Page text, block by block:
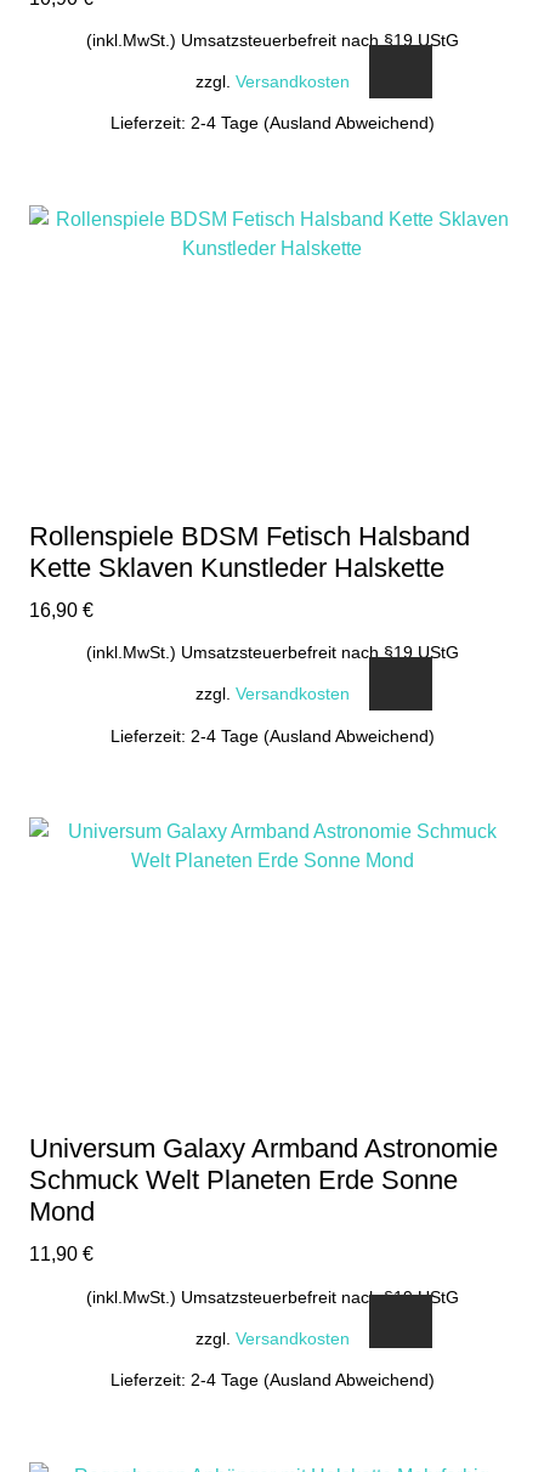
(inkl.MwSt.) Umsatzsteuerbefreit nach §19 UStG
zzgl. Versandkosten
Lieferzeit: 2-4 Tage (Ausland Abweichend)
Rollenspiele BDSM Fetisch Halsband
Kette Sklaven Kunstleder Halskette
16,90 €
(inkl.MwSt.) Umsatzsteuerbefreit nach §19 UStG
zzgl. Versandkosten
Lieferzeit: 2-4 Tage (Ausland Abweichend)
Universum Galaxy Armband Astronomie
Schmuck Welt Planeten Erde Sonne
Mond
11,90 €
(inkl.MwSt.) Umsatzsteuerbefreit nach §19 UStG
zzgl. Versandkosten
Lieferzeit: 2-4 Tage (Ausland Abweichend)